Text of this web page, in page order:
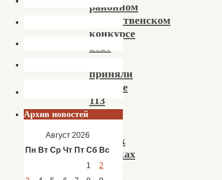
районном
Рождественском
конкурсе
2026
приняли
участие
113
разных
техниках
и
Архив новостей
Август 2026
Пн Вт Ср Чт Пт Сб Вс
1
2